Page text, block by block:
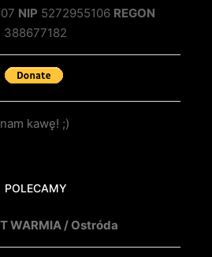
NIP 5272955106 REGON
388677182
POLECAMY
WARMIA / Ostróda